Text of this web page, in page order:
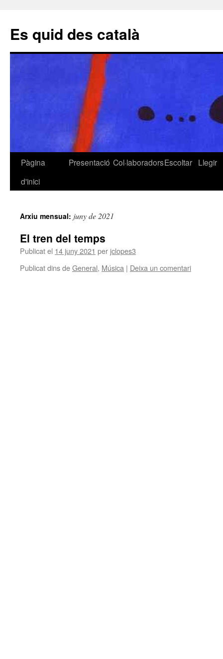
Es quid des català
Vés
Pàgina
d'inici
Presentació Col·laboradorsEscoltar Llegir
Arxiu mensual: juny de 2021
El tren del temps
Publicat el 14 juny 2021 per jclopes3
Publicat dins deGeneral, Música | Deixa un comentari